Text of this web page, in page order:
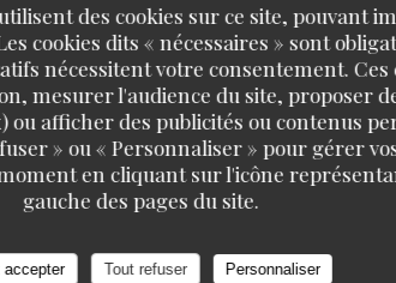
des cookies sur ce site, pouvant
cookies dits « nécessaires » sont
nécessitent votre consentement. Ces
mesurer l'audience du site, proposer
ou afficher des publicités ou contenus
» ou « Personnaliser » pour gérer
en cliquant sur l'icône
gauche des pages du site.
accepter Tout refuser Personnaliser